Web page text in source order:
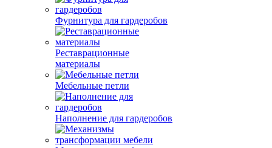
Фурнитура для гардеробов
Реставрационные
материалы
Мебельные петли
Наполнение для гардеробов